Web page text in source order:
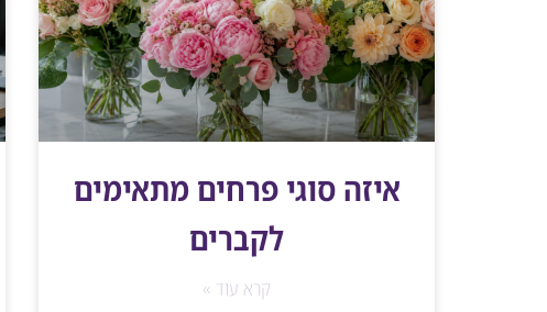
איזה סוגי פרחים מתאימים
לקברים
קרא עוד »